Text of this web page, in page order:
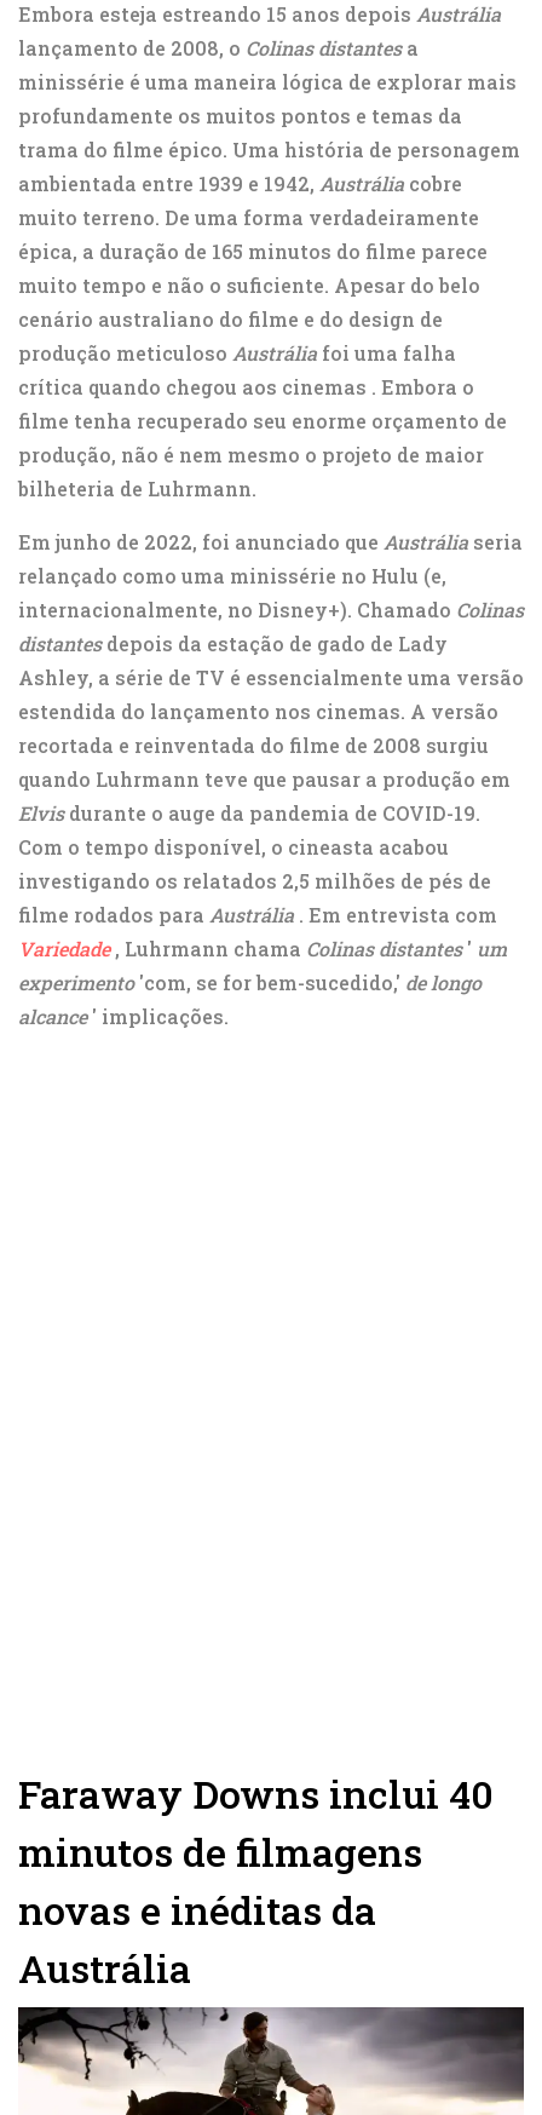
Embora esteja estreando 15 anos depois Austrália
lançamento de 2008, o Colinas distantesa
minissérie é uma maneira lógica de explorar mais
profundamente os muitos pontos e temas da
trama do filme épico. Uma história de personagem
ambientada entre 1939 e 1942, Austrália cobre
muito terreno. De uma forma verdadeiramente
épica, a duração de 165 minutos do filme parece
muito tempo e não o suficiente. Apesar do belo
cenário australiano do filme e do design de
produção meticuloso Austrália foi uma falha
crítica quando chegou aos cinemas . Embora o
filme tenha recuperado seu enorme orçamento de
produção, não é nem mesmo o projeto de maior
bilheteria de Luhrmann.
Em junho de 2022, foi anunciado que Austrália seria
relançado como uma minissérie no Hulu (e,
internacionalmente, no Disney+). Chamado Colinas
distantesdepois da estação de gado de Lady
Ashley, a série de TV é essencialmente uma versão
estendida do lançamento nos cinemas. A versão
recortada e reinventada do filme de 2008 surgiu
quando Luhrmann teve que pausar a produção em
Elvis durante o auge da pandemia de COVID-19.
Com o tempo disponível, o cineasta acabou
investigando os relatados 2,5 milhões de pés de
filme rodados para Austrália . Em entrevista com
Variedade , Luhrmann chama Colinas distantes' um
experimento'com, se for bem-sucedido,' de longo
alcance' implicações.
Faraway Downs inclui 40
minutos de filmagens
novas e inéditas da
Austrália